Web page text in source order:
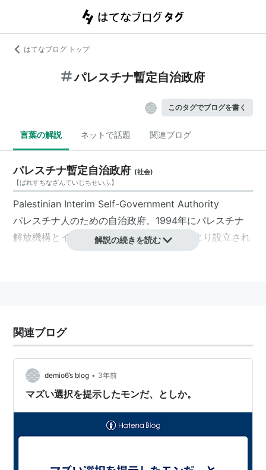
はてなブログ トップ
パレスチナ暫定自治政府
このタグでブログを書く
言葉の解説 ネットで話題 関連ブログ
パレスチナ暫定自治政府 (社会)
【ぱれすちなざんていじちせいふ】
Palestinian Interim Self-Government Authority
パレスチナ人のための自治政府。1994年にパレスチナ
解放機構 と イスラエルによる オスロ合意
により設立され
パレスチナ自治政府
解説の続きを読む
関連ブログ
demio6’s blog • 3年前
マズい選択を提示したモンだ、としか。